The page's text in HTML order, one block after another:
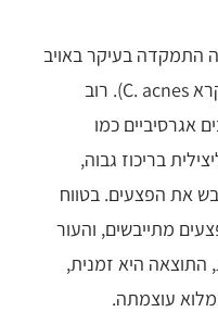
התמקדה בעיקר באויב
אחד: חיידק ה-P. acnes (כיום נקרא C. acnes). רוב
אגרסיביים כמו
בריכוז גבוה,
את הפצעים. בטווח
מתייבשים, והעור
התוצאה היא זמנית,
עוצמתה.